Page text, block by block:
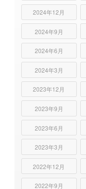
2024年12月
2024年9月
2024年6月
2024年3月
2023年12月
2023年9月
2023年6月
2023年3月
2022年12月
2022年9月